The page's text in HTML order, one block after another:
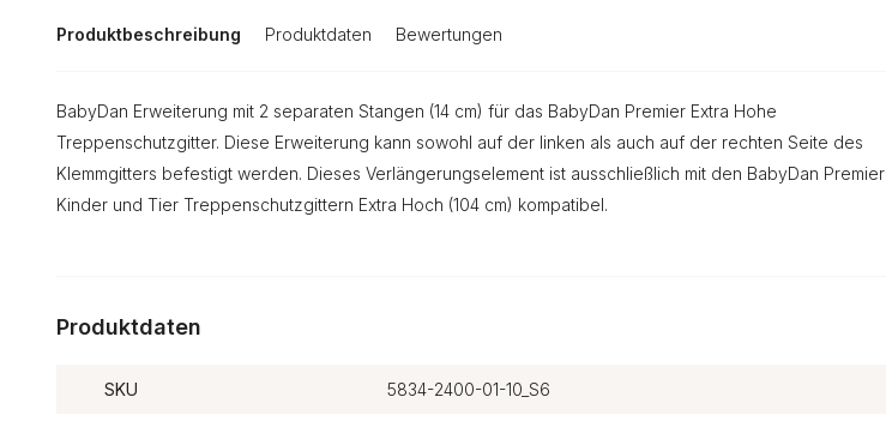
Produktbeschreibung Produktdaten Bewertungen
BabyDan Erweiterung mit 2 separaten Stangen (14 cm) für das BabyDan Premier Extra Hohe
Treppenschutzgitter. Diese Erweiterung kann sowohl auf der linken als auch auf der rechten Seite des
Klemmgitters befestigt werden. Dieses Verlängerungselement ist ausschließlich mit den BabyDan Premier
Kinder und Tier Treppenschutzgittern Extra Hoch (104 cm) kompatibel.
Produktdaten
SKU 5834-2400-01-10_S6